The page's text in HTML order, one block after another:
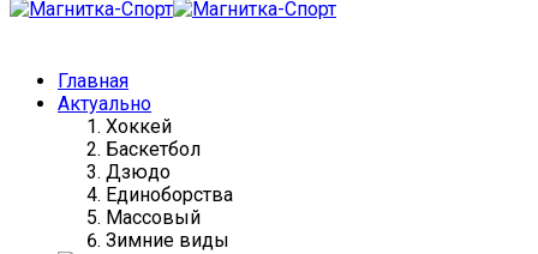
Главная
Актуально
Хоккей
Баскетбол
Дзюдо
Единоборства
Массовый
Зимние виды